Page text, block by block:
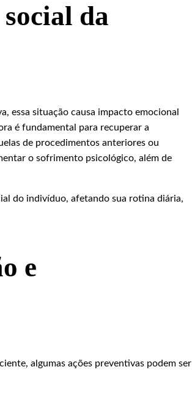
da
essa situação causa impacto emocional
é fundamental para recuperar a
de procedimentos anteriores ou
o sofrimento psicológico, além de
do indivíduo, afetando sua rotina diária,
e
algumas ações preventivas podem ser